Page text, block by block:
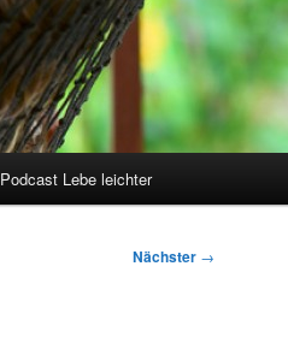
Podcast Lebe leichter
Nächster →